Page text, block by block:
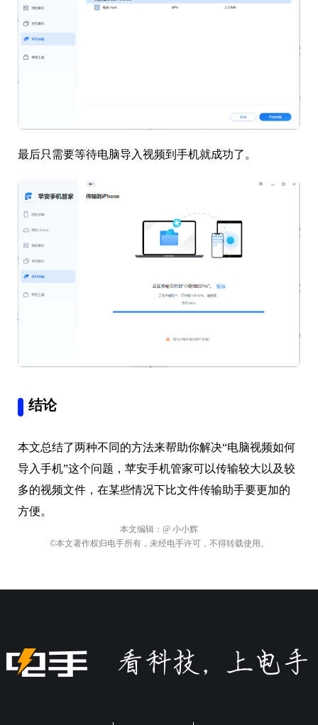
最后只需要等待电脑导入视频到手机就成功了。
结论
本文总结了两种不同的方法来帮助你解决“电脑视频如何
导入手机”这个问题，苹安手机管家可以传输较大以及较
多的视频文件，在某些情况下比文件传输助手要更加的
方便。
本文编辑： @ 小小辉
©本文著作权归电手所有，未经电手许可，不得转载使用。